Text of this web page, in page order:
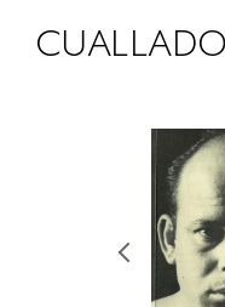
SCHOLARSHIP
CUALLADO